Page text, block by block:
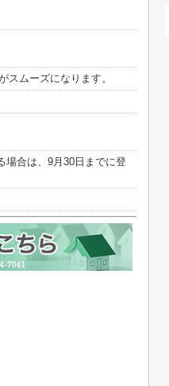
スムーズになります。
場合は、9月30日までに登